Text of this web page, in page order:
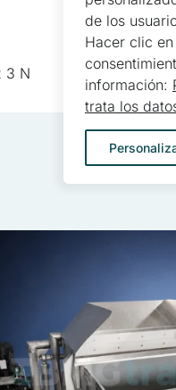
3 N
de los
Hacer clic
información:
trata los
ayudan a los
y reportando
se utilizan para
e interesantes para el
son aquellas que